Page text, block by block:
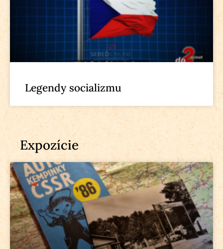
Legendy socializmu
Expozície